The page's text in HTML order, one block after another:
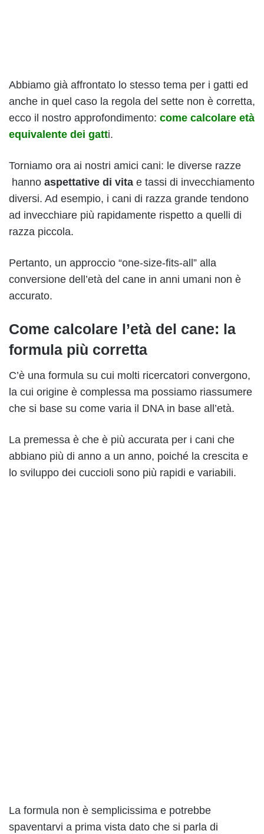
Abbiamo già affrontato lo stesso tema per i gatti ed
anche in quel caso la regola del sette non è corretta,
ecco il nostro approfondimento: come calcolare età
equivalente dei gatti.
Torniamo ora ai nostri amici cani: le diverse razze
hanno aspettative di vita e tassi di invecchiamento
diversi. Ad esempio, i cani di razza grande tendono
ad invecchiare più rapidamente rispetto a quelli di
razza piccola.
Pertanto, un approccio “one-size-fits-all” alla
conversione dell’età del cane in anni umani non è
accurato.
Come calcolare l’età del cane: la
formula più corretta
C’è una formula su cui molti ricercatori convergono,
la cui origine è complessa ma possiamo riassumere
che si base su come varia il DNA in base all’età.
La premessa è che è più accurata per i cani che
abbiano più di anno a un anno, poiché la crescita e
lo sviluppo dei cuccioli sono più rapidi e variabili.
La formula non è semplicissima e potrebbe
spaventarvi a prima vista dato che si parla di